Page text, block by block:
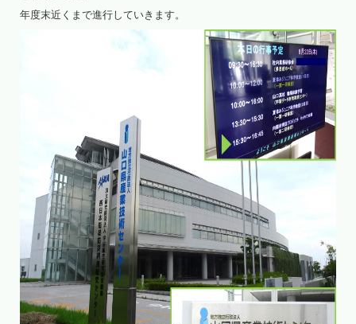
年度末近くまで進行していきます。